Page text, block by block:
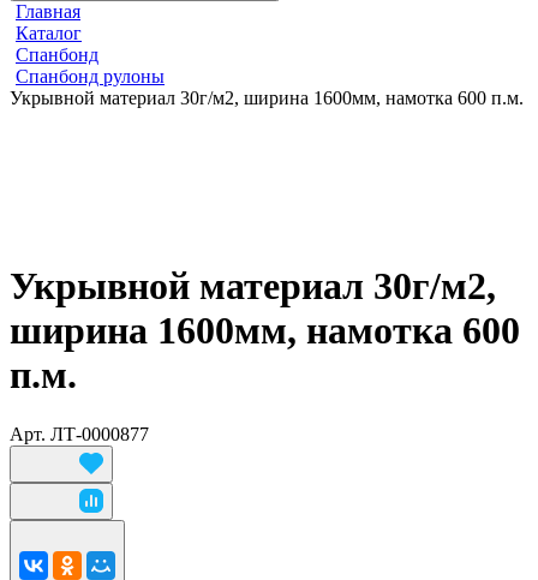
Главная
Каталог
Спанбонд
Спанбонд рулоны
Укрывной материал 30г/м2, ширина 1600мм, намотка 600 п.м.
Укрывной материал 30г/м2,
ширина 1600мм, намотка 600
п.м.
Арт. ЛТ-0000877